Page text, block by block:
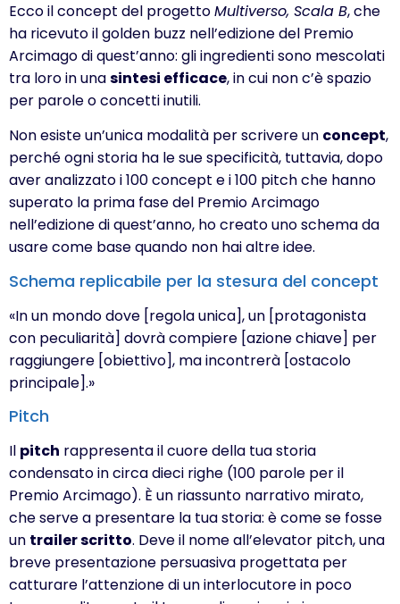
Ecco il concept del progettoMultiverso, Scala B, che
ha ricevuto il golden buzz nell’edizione del Premio
Arcimago di quest’anno: gli ingredienti sono mescolati
tra loro in unasintesi efficace, in cui non c’è spazio
per parole o concetti inutili.
Non esiste un’unica modalità per scrivere un concept,
perché ogni storia ha le sue specificità, tuttavia, dopo
aver analizzato i 100 concept e i 100 pitch che hanno
superato la prima fase del Premio Arcimago
nell’edizione di quest’anno, ho creato uno schema da
usare come base quando non hai altre idee.
Schema replicabile per la stesura del concept
«In un mondo dove [regola unica], un [protagonista
con peculiarità] dovrà compiere [azione chiave] per
raggiungere [obiettivo], ma incontrerà [ostacolo
principale].»
Pitch
Il pitch rappresenta il cuore della tua storia
condensato in circa dieci righe (100 parole per il
Premio Arcimago). È un riassunto narrativo mirato,
che serve a presentare la tua storia: è come se fosse
un trailer scritto. Deve il nome all’elevator pitch, una
breve presentazione persuasiva progettata per
catturare l’attenzione di un interlocutore in poco